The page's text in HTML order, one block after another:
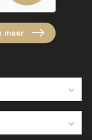
meer